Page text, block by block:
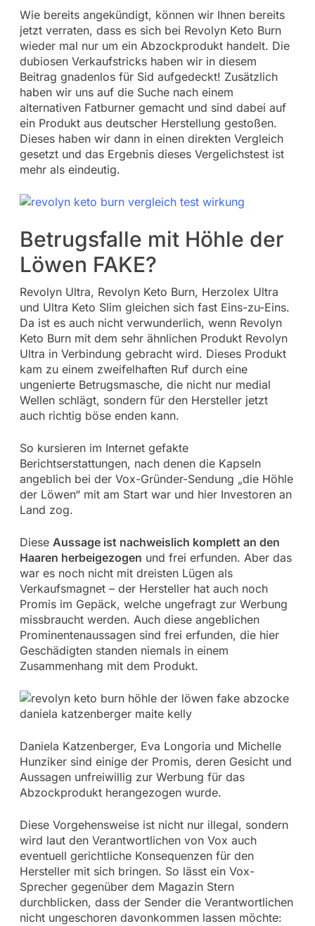
Wie bereits angekündigt, können wir Ihnen bereits
jetzt verraten, dass es sich bei Revolyn Keto Burn
wieder mal nur um ein Abzockprodukt handelt. Die
dubiosen Verkaufstricks haben wir in diesem
Beitrag gnadenlos für Sid aufgedeckt! Zusätzlich
haben wir uns auf die Suche nach einem
alternativen Fatburner gemacht und sind dabei auf
ein Produkt aus deutscher Herstellung gestoßen.
Dieses haben wir dann in einen direkten Vergleich
gesetzt und das Ergebnis dieses Vergelichstest ist
mehr als eindeutig.
Betrugsfalle mit Höhle der
Löwen FAKE?
Revolyn Ultra, Revolyn Keto Burn, Herzolex Ultra
und Ultra Keto Slim gleichen sich fast Eins-zu-Eins.
Da ist es auch nicht verwunderlich, wenn Revolyn
Keto Burn mit dem sehr ähnlichen Produkt Revolyn
Ultra in Verbindung gebracht wird. Dieses Produkt
kam zu einem zweifelhaften Ruf durch eine
ungenierte Betrugsmasche, die nicht nur medial
Wellen schlägt, sondern für den Hersteller jetzt
auch richtig böse enden kann.
So kursieren im Internet gefakte
Berichtserstattungen, nach denen die Kapseln
angeblich bei der Vox-Gründer-Sendung „die Höhle
der Löwen“ mit am Start war und hier Investoren an
Land zog.
Diese Aussage ist nachweislich komplett an den
Haaren herbeigezogen und frei erfunden. Aber das
war es noch nicht mit dreisten Lügen als
Verkaufsmagnet – der Hersteller hat auch noch
Promis im Gepäck, welche ungefragt zur Werbung
missbraucht werden. Auch diese angeblichen
Prominentenaussagen sind frei erfunden, die hier
Geschädigten standen niemals in einem
Zusammenhang mit dem Produkt.
Daniela Katzenberger, Eva Longoria und Michelle
Hunziker sind einige der Promis, deren Gesicht und
Aussagen unfreiwillig zur Werbung für das
Abzockprodukt herangezogen wurde.
Diese Vorgehensweise ist nicht nur illegal, sondern
wird laut den Verantwortlichen von Vox auch
eventuell gerichtliche Konsequenzen für den
Hersteller mit sich bringen. So lässt ein Vox-
Sprecher gegenüber dem Magazin Stern
durchblicken, dass der Sender die Verantwortlichen
nicht ungeschoren davonkommen lassen möchte: